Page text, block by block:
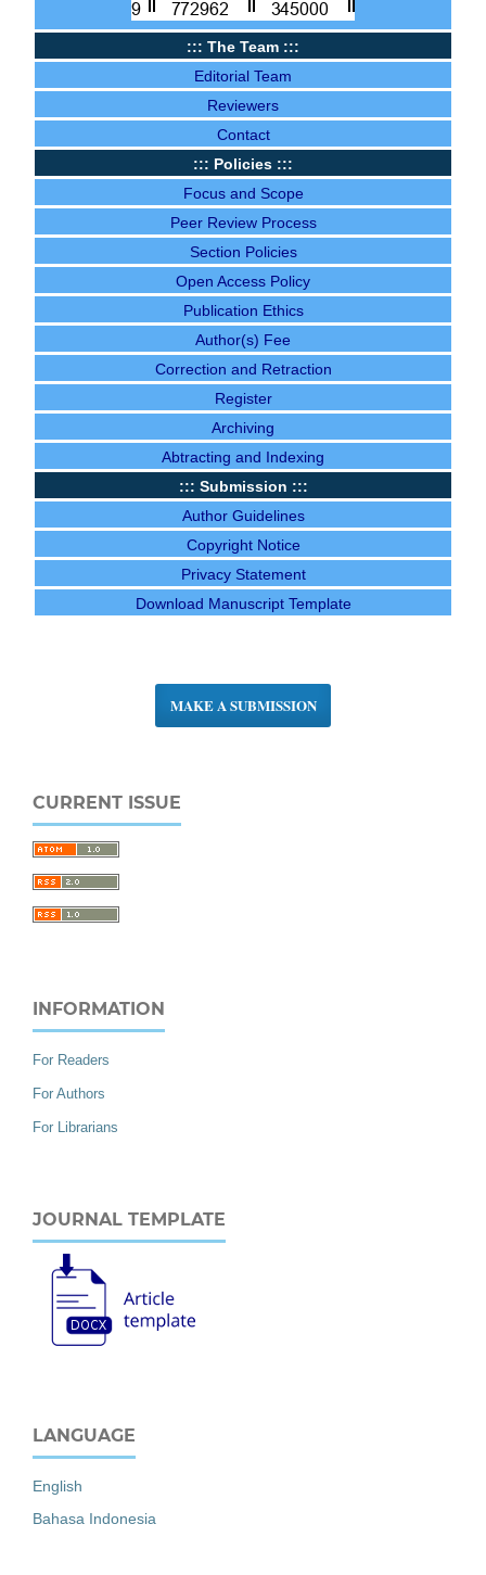
::: The Team :::
Editorial Team
Reviewers
Contact
::: Policies :::
Focus and Scope
Peer Review Process
Section Policies
Open Access Policy
Publication Ethics
Author(s) Fee
Correction and Retraction
Register
Archiving
Abtracting and Indexing
::: Submission :::
Author Guidelines
Copyright Notice
Privacy Statement
Download Manuscript Template
MAKE A SUBMISSION
CURRENT ISSUE
INFORMATION
For Readers
For Authors
For Librarians
JOURNAL TEMPLATE
LANGUAGE
English
Bahasa Indonesia